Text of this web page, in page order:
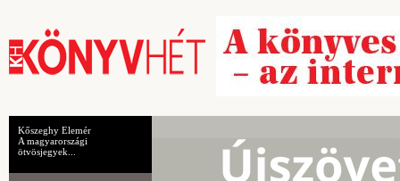
Kőszeghy Elemér
A magyarországi
ötvösjegyek...